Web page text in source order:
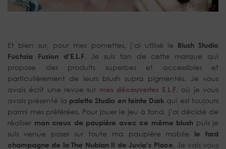
Et bien sur, pour mes pomettes, j’ai utilisé le Blush Studio
Fuchsia Fusion d’E.L.F. Je suis fan de cette marque qui
propose des produits superbes et accessibles et
particulièrement de leurs blush supra pigmentés. Je vous
avais écrit une revue sur mes découvertes E.L.F. où je vous
avais présenté la palette Studio en teinte Dark qui est toujours
parmi mes préférées. Pour jouer le jeu à fond, j’ai décidé de
réaliser mon creux de paupière avec ce même blush puis je
suis venue poser sur toute ma paupière mobile le fard
champagne de la The Nubian II de Juvia’s Place. Je vais vous